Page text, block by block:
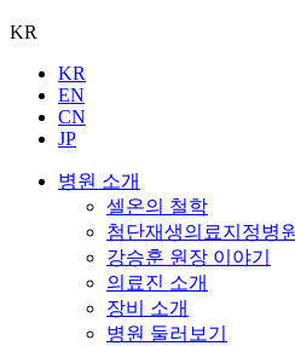
KR
KR
EN
CN
JP
병원 소개
셀온의 철학
첨단재생의료지정병
강승훈 원장 이야기
의료진 소개
장비 소개
병원 둘러보기